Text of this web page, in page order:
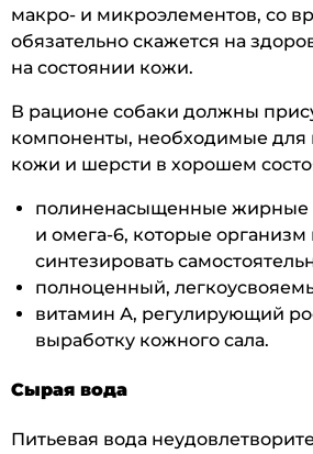
макро- и микроэлементов, со
обязательно скажется на
на состоянии кожи.
В рационе собаки должны
компоненты, необходимые
кожи и шерсти в хорошем
полиненасыщенные жирные
и омега-6, которые
синтезировать
полноценный,
витамин А, регулирующий
выработку кожного сала.
Сырая вода
Питьевая вода